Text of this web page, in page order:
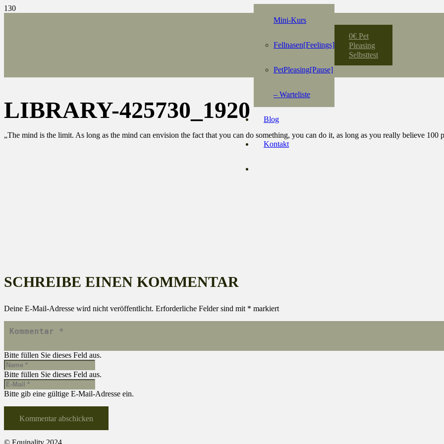
Mini-Kurs
Fellnasen[Feelings]
PetPleasing[Pause]
– Warteliste
Blog
Kontakt
0€ Pet
Pleasing
Selbsttest
LIBRARY-425730_1920
„The mind is the limit. As long as the mind can envision the fact that you can do something, you can do it, as long as you really believe 100
SCHREIBE EINEN KOMMENTAR
Deine E-Mail-Adresse wird nicht veröffentlicht. Erforderliche Felder sind mit * markiert
Bitte füllen Sie dieses Feld aus.
Bitte füllen Sie dieses Feld aus.
Bitte gib eine gültige E-Mail-Adresse ein.
Kommentar abschicken